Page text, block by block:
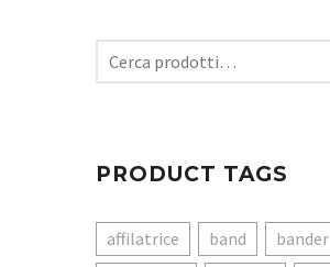
PRODUCT TAGS
affilatrice band
bander